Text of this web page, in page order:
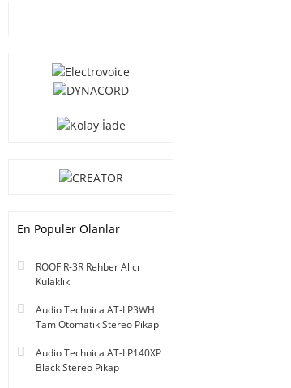
En Populer Olanlar
ROOF R-3R Rehber Alıcı
Kulaklık
Audio Technica AT-LP3WH
Tam Otomatik Stereo Pikap
Audio Technica AT-LP140XP
Black Stereo Pikap